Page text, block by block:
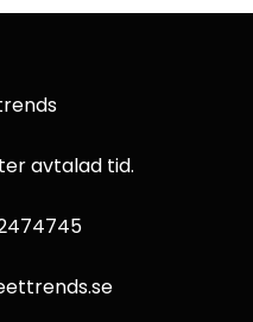
avtalad tid.